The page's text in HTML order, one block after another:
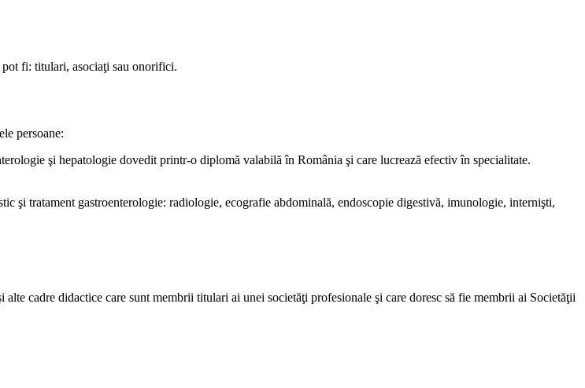
fi: titulari, asociaţi sau onorifici.
persoane:
şi hepatologie dovedit printr-o diplomă valabilă în România şi care lucrează efectiv în specialitate.
şi tratament gastroenterologie: radiologie, ecografie abdominală, endoscopie digestivă, imunologie, internişti,
cadre didactice care sunt membrii titulari ai unei societăţi profesionale şi care doresc să fie membrii ai Societăţii